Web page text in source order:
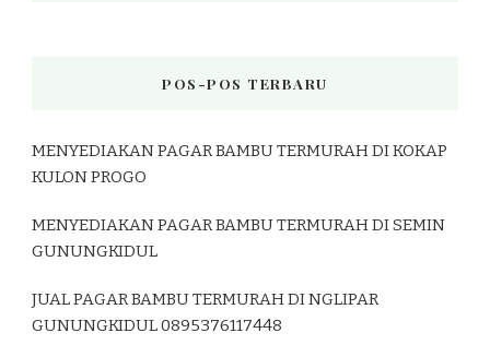
POS-POS TERBARU
MENYEDIAKAN PAGAR BAMBU TERMURAH DI KOKAP
KULON PROGO
MENYEDIAKAN PAGAR BAMBU TERMURAH DI SEMIN
GUNUNGKIDUL
JUAL PAGAR BAMBU TERMURAH DI NGLIPAR
GUNUNGKIDUL 0895376117448